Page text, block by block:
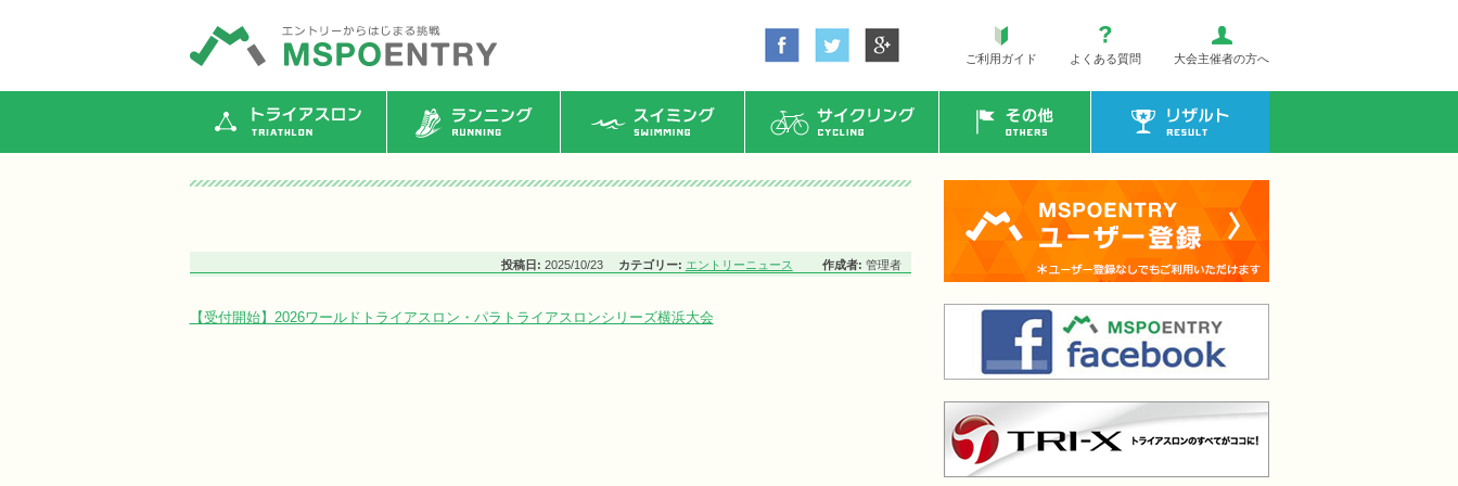
ご利用ガイド よくある質問 大会主催者の方へ
トライアスロン ランニング スイミング サイクリング その他 リザルト
投稿日: 2025/10/23 カテゴリー: エントリーニュース 作成者: 管理者
【受付開始】2026ワールドトライアスロン・パラトライアスロンシリーズ横浜大会